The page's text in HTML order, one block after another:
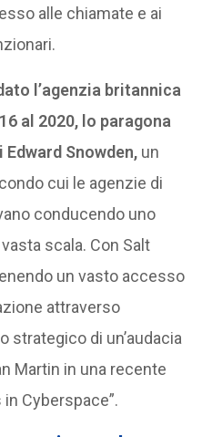
alle chiamate e ai
l’agenzia britannica
al 2020, lo paragona
Snowden, un
cui le agenzie di
conducendo uno
scala. Con Salt
un vasto accesso
attraverso
strategico di un’audacia
Martin in una recente
Cyberspace”.